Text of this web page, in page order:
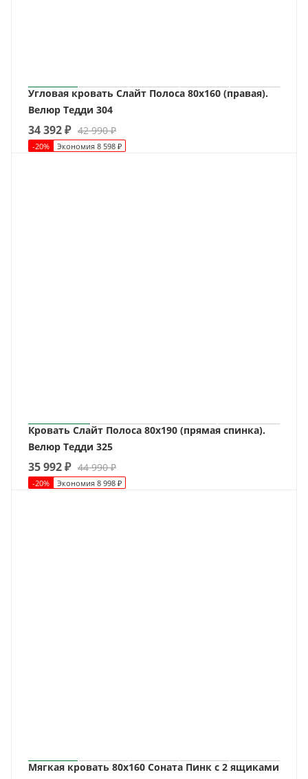
Угловая кровать Слайт Полоса 80х160 (правая).
Велюр Тедди 304
34 392₽ 42 990₽
-20% Экономия 8 598 ₽
Кровать Слайт Полоса 80х190 (прямая спинка).
Велюр Тедди 325
35 992₽ 44 990₽
-20% Экономия 8 998 ₽
Мягкая кровать 80х160 Соната Пинк с 2 ящиками